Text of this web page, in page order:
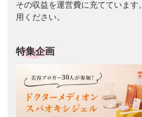
その収益を運営費に充てています
用ください。
特集企画